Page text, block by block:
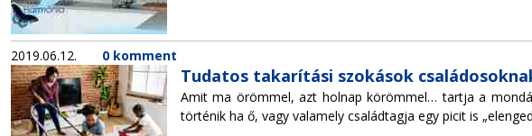
2019.06.12. 0 komment
Tudatos takarítási szokások
Amit ma örömmel, azt holnap körömmel… tartja a
történik ha ő, vagy valamely családtagja egy picit is